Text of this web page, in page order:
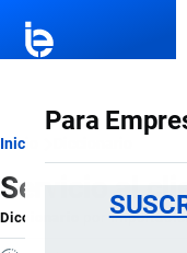
Para
Ruta
de
navegación
Inicio
Servicio al
Diccionario por